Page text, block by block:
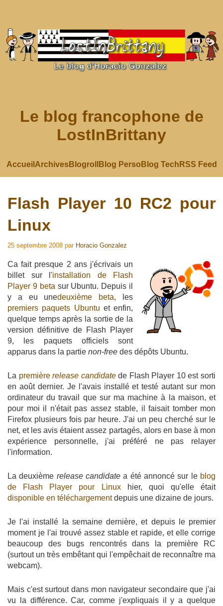
Le blog francophone de
LostInBrittany
Accueil ArchivesBlogroll Blog Perso Blog Tech RSS Feed
Flash Player 10 RC2 pour
Linux
25 septembre 2008 par Horacio Gonzalez
Ca fait presque 2 ans j'écrivais un
billet sur l'installation de Flash
Player 9 beta sur Ubuntu. Depuis il
y a eu unedeuxième beta, les
premiers paquets Ubuntu et enfin,
quelque temps après la sortie de la
version définitive de Flash Player
9, les paquets officiels sont
apparus dans la partie non-free des dépôts Ubuntu.
La premièrerelease candidatede Flash Player 10 est sorti
en août dernier. Je l'avais installé et testé autant sur mon
ordinateur du travail que sur ma machine à la maison, et
pour moi il n'était pas assez stable, il faisait tomber mon
Firefox plusieurs fois par heure. J'ai un peu cherché sur le
net, et les avis étaient assez partagés, alors en base à mon
expérience personnelle, j'ai préféré ne pas relayer
l'information.
La deuxième release candidate a été annoncé sur le blog
de Flash Player pour Linuxhier, quoi qu'elle était
disponible en téléchargementdepuis une dizaine de jours.
Je l'ai installé la semaine dernière, et depuis le premier
moment je l'ai trouvé assez stable et rapide, et elle corrige
beaucoup des bugs rencontrés dans la première RC
(surtout un très embêtant qui l'empêchait de reconnaître ma
webcam).
Mais c'est surtout dans mon navigateur secondaire que j'ai
vu la différence. Car, comme j'expliquais il y a quelque